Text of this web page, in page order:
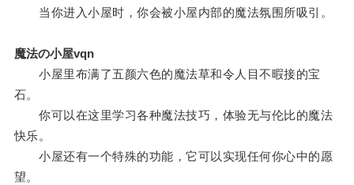
当你进入小屋时，你会被小屋内部的魔法氛围所吸引。
魔法の小屋vqn
小屋里布满了五颜六色的魔法草和令人目不暇接的宝
石。
你可以在这里学习各种魔法技巧，体验无与伦比的魔法
快乐。
小屋还有一个特殊的功能，它可以实现任何你心中的愿
望。